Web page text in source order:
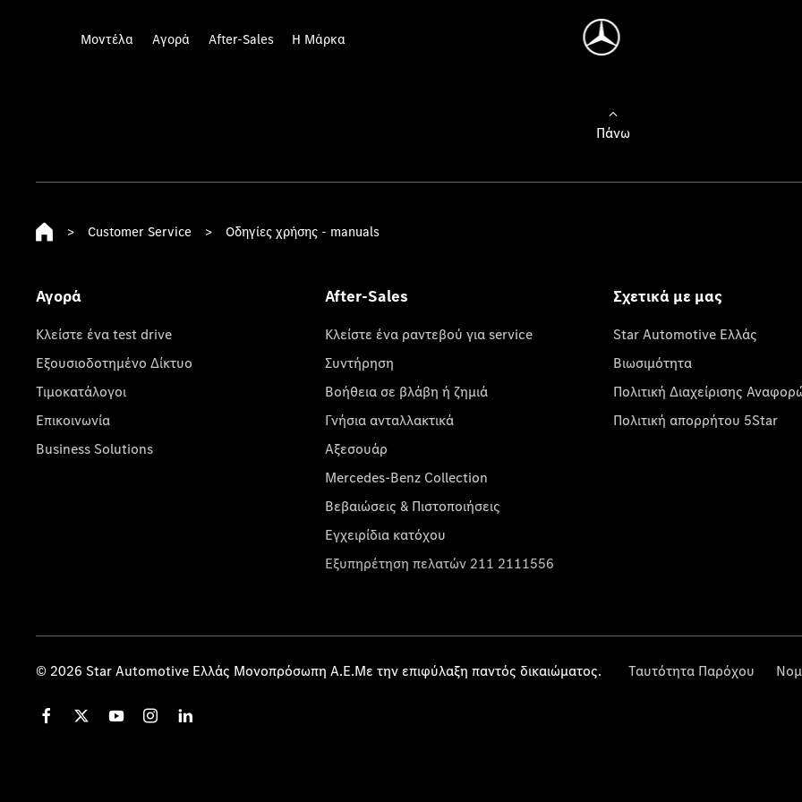
Μοντέλα Αγορά After-Sales Η Μάρκα
Πάνω
> Customer Service > Οδηγίες χρήσης - manuals
Αγορά
Κλείστε ένα test drive
Εξουσιοδοτημένο Δίκτυο
Τιμοκατάλογοι
Επικοινωνία
Business Solutions
After-Sales
Κλείστε ένα ραντεβού για service
Συντήρηση
Βοήθεια σε βλάβη ή ζημιά
Γνήσια ανταλλακτικά
Αξεσουάρ
Mercedes-Benz Collection
Βεβαιώσεις & Πιστοποιήσεις
Εγχειρίδια κατόχου
Εξυπηρέτηση πελατών 211 2111556
Σχετικά με μας
Star Automotive Ελλάς
Βιωσιμότητα
Πολιτική Διαχείρισης
Πολιτική απορρήτου 5Star
© 2026 Star Automotive Ελλάς Μονοπρόσωπη Α.Ε.Με την επιφύλαξη παντός δικαιώματος. Ταυτότητα Παρόχου